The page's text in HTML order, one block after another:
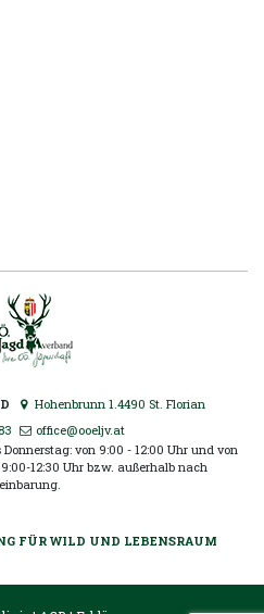
Hohenbrunn 1.4490 St. Florian
office@ooeljv.at
von 9:00 - 12:00 Uhr und von
12:30 Uhr bzw. außerhalb nach
FÜR WILD UND LEBENSRAUM